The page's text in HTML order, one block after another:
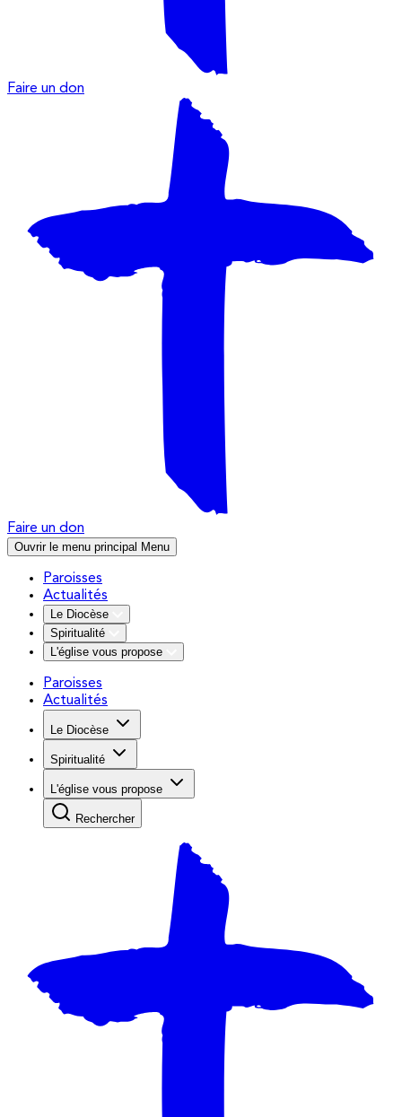
Faire un don
Faire un don
Ouvrir le menu principal Menu
Paroisses
Actualités
Le Diocèse
Spiritualité
L'église vous propose
Paroisses
Actualités
Le Diocèse
Spiritualité
L'église vous propose
Rechercher